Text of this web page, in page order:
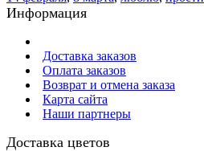
Информация
Доставка заказов
Оплата заказов
Возврат и отмена заказа
Карта сайта
Наши партнеры
Доставка цветов